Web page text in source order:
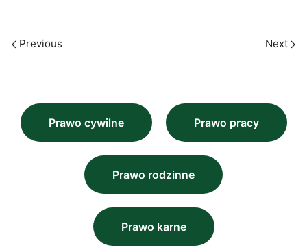
Previous Next
Prawo cywilne Prawo pracy
Prawo rodzinne
Prawo karne